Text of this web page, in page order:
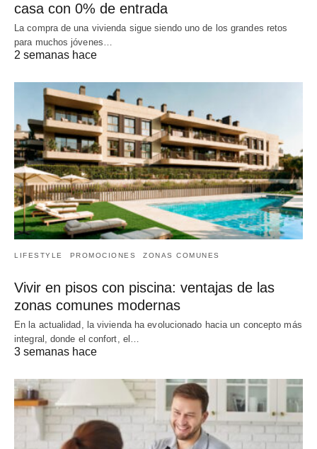
casa con 0% de entrada
La compra de una vivienda sigue siendo uno de los grandes retos
para muchos jóvenes…
2 semanas hace
LIFESTYLE PROMOCIONES ZONAS COMUNES
Vivir en pisos con piscina: ventajas de las
zonas comunes modernas
En la actualidad, la vivienda ha evolucionado hacia un concepto más
integral, donde el confort, el…
3 semanas hace